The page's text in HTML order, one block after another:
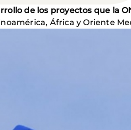
de los proyectos que la
África y Oriente